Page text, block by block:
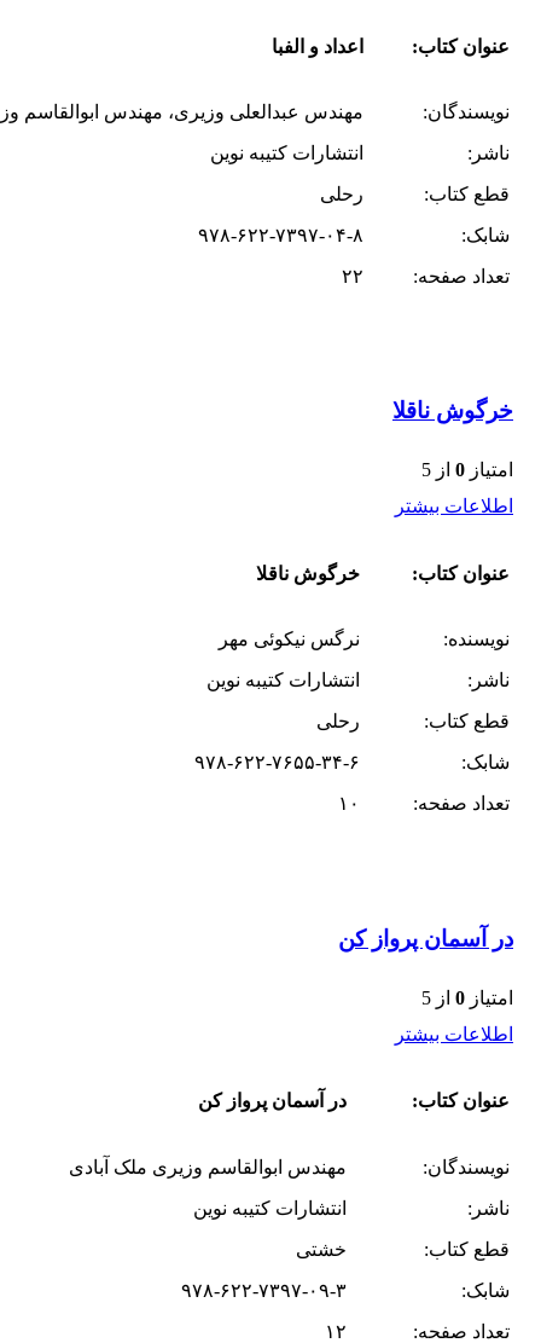
عنوان کتاب: اعداد و الفبا
نویسندگان:
مهندس عبدالعلی وزیری، مهندس ابوالقاسم
ناشر:
انتشارات کتیبه نوین
قطع کتاب:
رحلی
شابک:
۹۷۸-۶۲۲-۷۳۹۷-۰۴-۸
تعداد صفحه:
۲۲
خرگوش ناقلا
امتیاز 0 از 5
اطلاعات بیشتر
عنوان کتاب: خرگوش ناقلا
نویسنده:
نرگس نیکوئی مهر
ناشر:
انتشارات کتیبه نوین
قطع کتاب:
رحلی
شابک:
۹۷۸-۶۲۲-۷۶۵۵-۳۴-۶
تعداد صفحه:
۱۰
در آسمان پرواز کن
امتیاز 0 از 5
اطلاعات بیشتر
عنوان کتاب: در آسمان پرواز کن
نویسندگان:
مهندس ابوالقاسم وزیری ملک آبادی
ناشر:
انتشارات کتیبه نوین
قطع کتاب:
خشتی
شابک:
۹۷۸-۶۲۲-۷۳۹۷-۰۹-۳
تعداد صفحه:
۱۲